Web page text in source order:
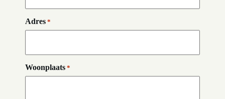
Adres *
Woonplaats *